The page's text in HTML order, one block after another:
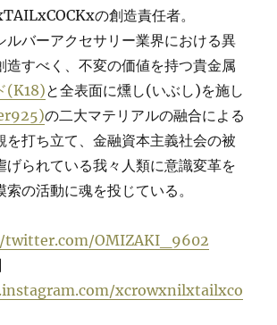
の創造責任者。
ルバーアクセサリー業界における異
造すべく、不変の価値を持つ貴金属
(K18)と全表面に燻し(いぶし)を施し
の二大マテリアルの融合による
を打ち立て、金融資本主義社会の被
げられている我々人類に意識変革を
の活動に魂を投じている。
OMIZAKI_9602
xcrowxnilxtailxco